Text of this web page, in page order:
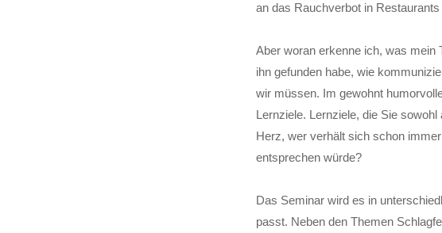
an das Rauchverbot in Restaurants
Aber woran erkenne ich, was mein
ihn gefunden habe, wie
wir müssen. Im gewohnt
Lernziele. Lernziele, die Sie
Herz, wer verhält sich schon
entsprechen würde?
Das Seminar wird es in
passt. Neben den Themen